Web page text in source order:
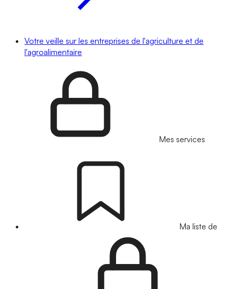
Votre veille sur les entreprises de l'agriculture et de
l'agroalimentaire
Mes services
Ma liste de